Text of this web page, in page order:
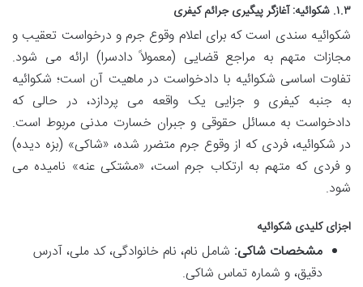
۱.۳. شکوائیه: آغازگر پیگیری جرائم کیفری
شکوائیه سندی است که برای اعلام وقوع جرم و درخواست تعقیب و
مجازات متهم به مراجع قضایی (معمولاً دادسرا) ارائه می شود.
تفاوت اساسی شکوائیه با دادخواست در ماهیت آن است؛ شکوائیه
به جنبه کیفری و جزایی یک واقعه می پردازد، در حالی که
دادخواست به مسائل حقوقی و جبران خسارت مدنی مربوط است.
در شکوائیه، فردی که از وقوع جرم متضرر شده، «شاکی» (بزه دیده)
و فردی که متهم به ارتکاب جرم است، «مشتکی عنه» نامیده می
شود.
اجزای کلیدی شکوائیه
مشخصات شاکی: شامل نام، نام خانوادگی، کد ملی، آدرس
دقیق، و شماره تماس شاکی.